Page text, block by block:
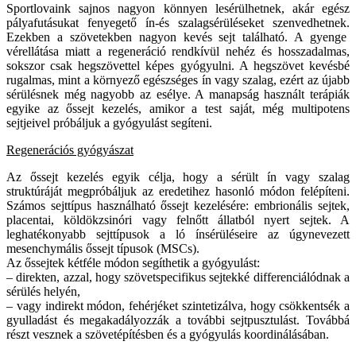
Sportlovaink sajnos nagyon könnyen lesérülhetnek, akár egész
pályafutásukat fenyegető ín-és szalagsérüléseket szenvedhetnek.
Ezekben a szövetekben nagyon kevés sejt található. A gyenge
vérellátása miatt a regeneráció rendkívül nehéz és hosszadalmas,
sokszor csak hegszövettel képes gyógyulni. A hegszövet kevésbé
rugalmas, mint a környező egészséges ín vagy szalag, ezért az újabb
sérülésnek még nagyobb az esélye. A manapság használt terápiák
egyike az őssejt kezelés, amikor a test saját, még multipotens
sejtjeivel próbáljuk a gyógyulást segíteni.
Regenerációs gyógyászat
Az őssejt kezelés egyik célja, hogy a sérült ín vagy szalag
struktúráját megpróbáljuk az eredetihez hasonló módon felépíteni.
Számos sejttípus használható őssejt kezelésére: embrionális sejtek,
placentai, köldökzsinóri vagy felnőtt állatból nyert sejtek. A
leghatékonyabb sejttípusok a ló ínsérüléseire az úgynevezett
mesenchymális őssejt típusok (MSCs).
Az őssejtek kétféle módon segíthetik a gyógyulást:
– direkten, azzal, hogy szövetspecifikus sejtekké differenciálódnak a
sérülés helyén,
– vagy indirekt módon, fehérjéket szintetizálva, hogy csökkentsék a
gyulladást és megakadályozzák a további sejtpusztulást. Továbbá
részt vesznek a szövetépítésben és a gyógyulás koordinálásában.